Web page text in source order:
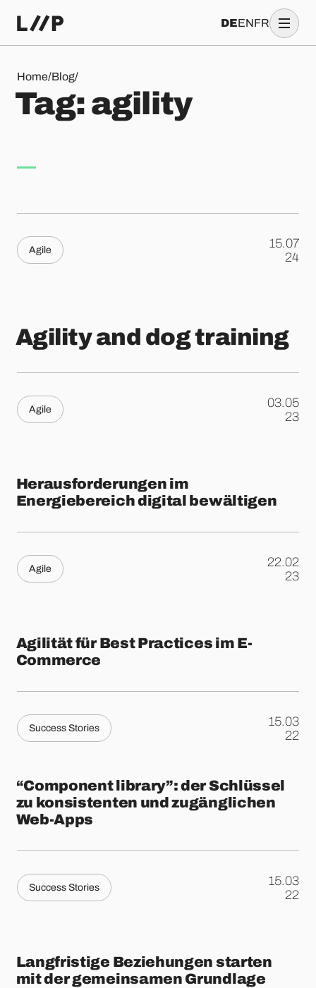
DEENFR
Home/Blog/
Tag: agility
Tag: agi ity
Agile
15.07
.
24
Agility and dog training
Agile
03.05
.
23
Herausforderungen im
Energiebereich digital bewältigen
Agile
22.02
.
23
Agilität für Best Practices im E-
Commerce
Success Stories
15.03
.
22
“Component library”: der Schlüssel
zu konsistenten und zugänglichen
Web-Apps
Success Stories
15.03
.
22
Langfristige Beziehungen starten
mit der gemeinsamen Grundlage